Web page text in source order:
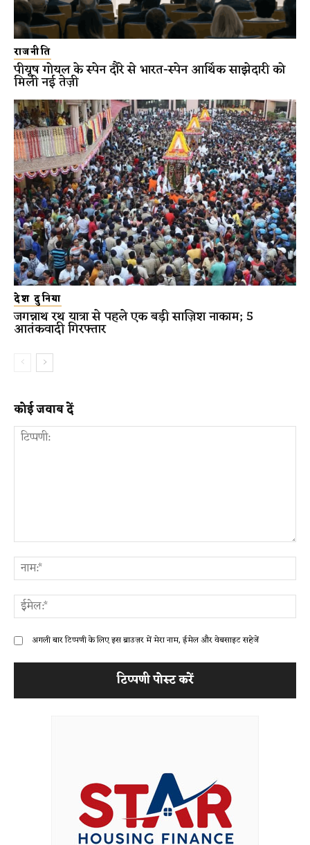
राजनीति
पीयूष गोयल के स्पेन दौरे से भारत-स्पेन आर्थिक साझेदारी को
मिली नई तेज़ी
देश दुनिया
जगन्नाथ रथ यात्रा से पहले एक बड़ी साज़िश नाकाम; 5
आतंकवादी गिरफ्तार
कोई जवाब दें
अगली बार टिप्पणी के लिए इस ब्राउज़र में मेरा नाम, ईमेल और वेबसाइट सहेजें